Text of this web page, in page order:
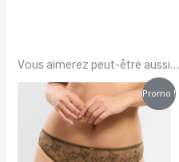
Vous aimerez peut-être aussi…
Promo !
Le
prix
initial
était :
55,00 €.
Le
prix
actuel
45,00 €.